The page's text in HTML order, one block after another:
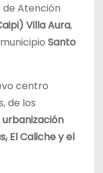
Atención
Villa Aura,
Santo
centro
de los
urbanización
El Caliche y el